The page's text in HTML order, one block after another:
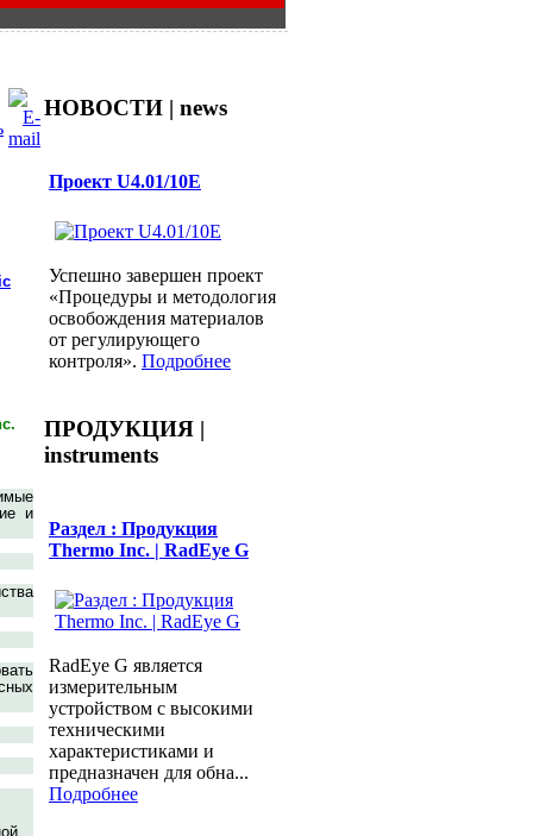
и
НОВОСТИ | news
Проект U4.01/10E
Успешно завершен проект
«Процедуры и методология
освобождения материалов
от регулирующего
контроля». Подробнее
ПРОДУКЦИЯ |
instruments
Раздел : Продукция
Thermo Inc. | RadEye G
RadEye G является
измерительным
устройством с высокими
техническими
характеристиками и
предназначен для обна...
Подробнее